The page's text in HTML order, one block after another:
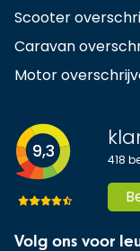
Scooter
Caravan
Motor
9,3 418
Volg ons voor